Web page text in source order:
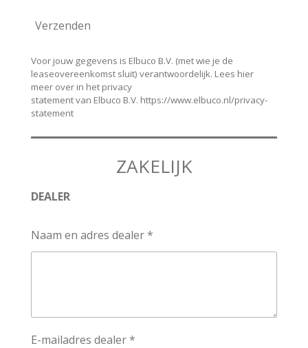
Verzenden
Voor jouw gegevens is Elbuco B.V. (met wie je de
leaseovereenkomst sluit) verantwoordelijk. Lees hier
meer over in het privacy
statement van Elbuco B.V. https://www.elbuco.nl/privacy-
statement
ZAKELIJK
DEALER
Naam en adres dealer *
E-mailadres dealer *